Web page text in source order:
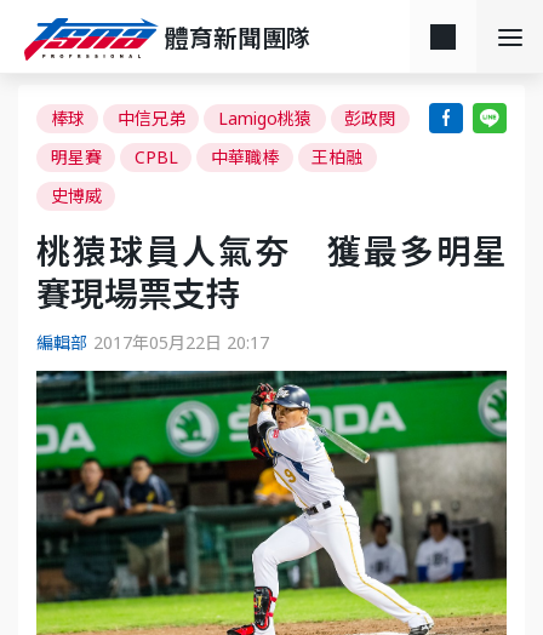
體育新聞團隊
棒球 中信兄弟 Lamigo桃猿
彭政閔
明星賽
CPBL 中華職棒
王柏融
史博威
桃猿球員人氣夯 獲最多明星
賽現場票支持
編輯部 2017年05月22日 20:17